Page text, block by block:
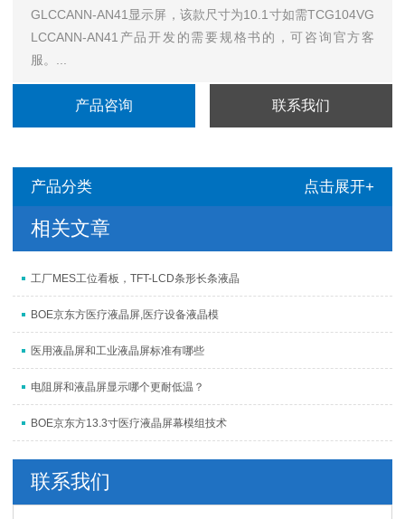
GLCCANN-AN41显示屏，该款尺寸为10.1寸如需TCG104VG
LCCANN-AN41产品开发的需要规格书的，可咨询官方客
服。...
产品咨询 联系我们
产品分类 点击展开+
相关文章
工厂MES工位看板，TFT-LCD条形长条液晶
BOE京东方医疗液晶屏,医疗设备液晶模
医用液晶屏和工业液晶屏标准有哪些
电阻屏和液晶屏显示哪个更耐低温？
BOE京东方13.3寸医疗液晶屏幕模组技术
联系我们